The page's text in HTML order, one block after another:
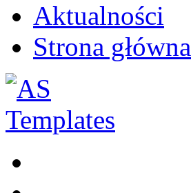
Aktualności
Strona główna